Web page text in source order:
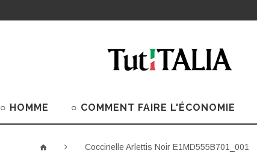
○ HOMME ○ COMMENT FAIRE L'ÉCONOMIE
Coccinelle Arlettis Noir E1MD555B701_001